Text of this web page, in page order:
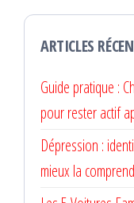
ARTICLES
Guide pratique :
pour rester actif
Dépression :
mieux la